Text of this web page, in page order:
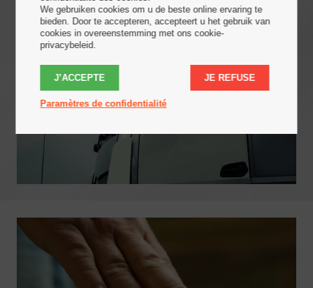
We gebruiken cookies om u de beste online ervaring te
bieden. Door te accepteren, accepteert u het gebruik van
cookies in overeenstemming met ons cookie-
privacybeleid.
J’ACCEPTE JE REFUSE
Paramètres de confidentialité